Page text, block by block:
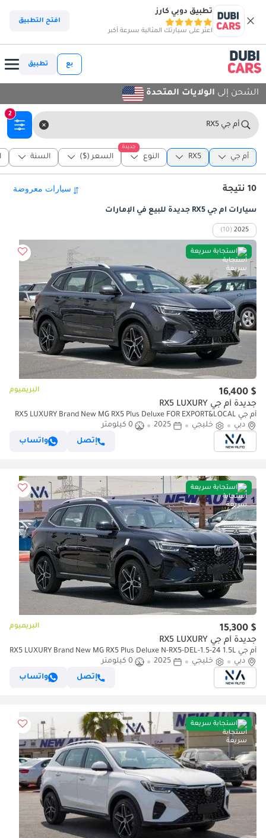
تطبيق دوبي كارز
اعثر على سيارتك المثالية بسرعة أكبر
افتح التطبيق
بع تطبيق
الشحن إلى الولايات المتحدة
أم جي RX5
2
أم جي RX5
جديدة
النوع السعر ($) السنة
10 نتيجة
سيارات أم جي RX5 جديدة للبيع في الإمارات
2025
(10)
استجابة سريعة
$ 16,400 البريميوم
جديدة أم جي RX5 LUXURY
أم جي RX5 LUXURY Brand New MG RX5 Plus Deluxe FOR EXPORT&LOCAL
1.5L A/T| Petrol | Grey/Beige |N-RX5-DEL-1.5-24 (للتصدير فقط)
دبي خليجي 2025
0 كيلومتر
إتصل
واتساب
استجابة سريعة
$ 15,300 البريميوم
جديدة أم جي RX5 LUXURY
أم جي RX5 LUXURY Brand New MG RX5 Plus Deluxe N-RX5-DEL-1.5-24 1.5L
| Petrol | Black/Beige | (للتصدير فقط)
دبي خليجي 2025
0 كيلومتر
إتصل
واتساب
استجابة سريعة